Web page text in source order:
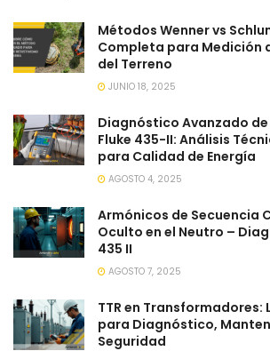
Métodos Wenner vs
Completa para Medición
del Terreno
JUNIO 18, 2025
Diagnóstico Avanzado
Fluke 435-II: Análisis
para Calidad de Energía
AGOSTO 4, 2025
Armónicos de Secuencia
Oculto en el Neutro –
435 II
AGOSTO 7, 2025
TTR en Transformadores:
para Diagnóstico,
Seguridad